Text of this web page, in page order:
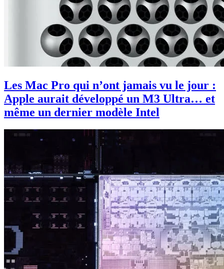
Les Mac Pro qui n’ont jamais vu le jour :
Apple aurait développé un M3 Ultra… et
même un dernier modèle Intel